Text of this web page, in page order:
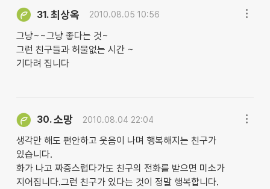
31.최상옥 2010.08.05 10:56
그냥~~그냥 좋다는 것~
그런 친구들과 허물없는 시간 ~
기다려 집니다
30.소망 2010.08.04 22:04
생각만 해도 편안하고 웃음이 나며 행복해지는 친구가
있습니다.
화가 나고 짜증스럽다가도 친구의 전화를 받으면 미소가
지어집니다.그런 친구가 있다는 것이 정말 행복합니다.